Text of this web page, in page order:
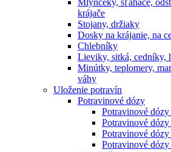
Mlynčeky, šľahače,
krájače
Stojany, držiaky
Dosky na krájanie, na
Chlebníky
Lieviky, sitká, cedníky,
Minútky, teplomery,
váhy
Uloženie potravín
Potravinové dózy
Potravinové
Potravinové dózy
Potravinové dózy
Potravinové